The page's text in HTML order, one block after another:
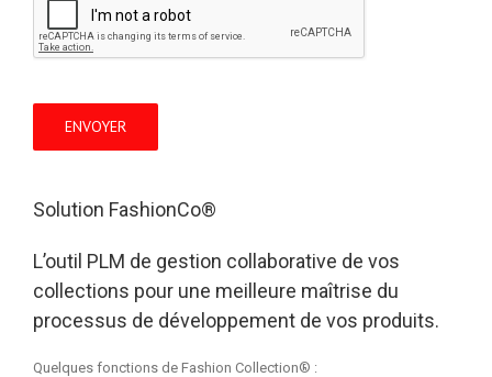
Solution FashionCo®
L’outil PLM de gestion collaborative de vos
collections pour une meilleure maîtrise du
processus de développement de vos produits.
Quelques fonctions de Fashion Collection® :